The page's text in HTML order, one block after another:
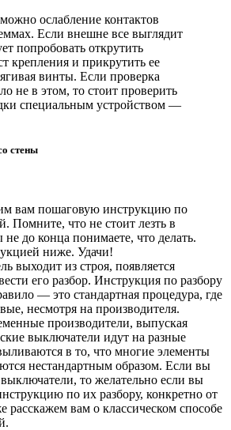
ослабление контактов
Если внешне все выглядит
попробовать открутить
крепления и прикрутить ее
винты. Если проверка
не в этом, то стоит проверить
специальным устройством —
стены
вам пошаговую инструкцию по
Помните, что не стоит лезть в
до конца понимаете, что делать.
ниже. Удачи!
выходит из строя, появляется
его разбор. Инструкция по разбору
— это стандартная процедура, где
несмотря на производителя.
производители, выпуская
выключатели идут на разные
в то, что многие элементы
нестандартным образом. Если вы
то желательно если вы
по их разбору, конкретно от
вам о классическом способе